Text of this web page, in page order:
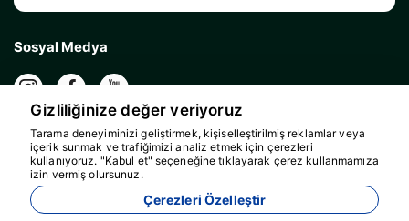
Sosyal Medya
Gizliliğinize değer veriyoruz
Tarama deneyiminizi geliştirmek, kişiselleştirilmiş reklamlar veya
içerik sunmak ve trafiğimizi analiz etmek için çerezleri
kullanıyoruz. "Kabul et" seçeneğine tıklayarak çerez kullanmamıza
izin vermiş olursunuz.
Çerezleri Özelleştir